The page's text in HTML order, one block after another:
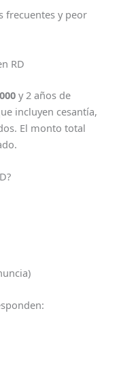
frecuentes y peor
RD
y 2 años de
incluyen cesantía,
El monto total